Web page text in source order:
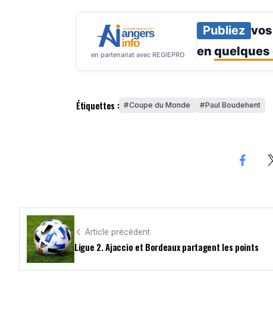
en partenariat avec REGIEPRO
Publiez
en quelques
Étiquettes : Coupe du Monde Paul Boudehent
Article précédent
Ligue 2. Ajaccio et Bordeaux partagent les points